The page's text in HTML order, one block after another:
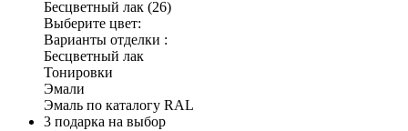
Бесцветный лак (26)
Выберите цвет:
Варианты отделки :
Бесцветный лак
Тонировки
Эмали
Эмаль по каталогу RAL
3 подарка на выбор